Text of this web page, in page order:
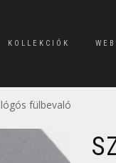
KOLLEKCIÓK
fülbevaló